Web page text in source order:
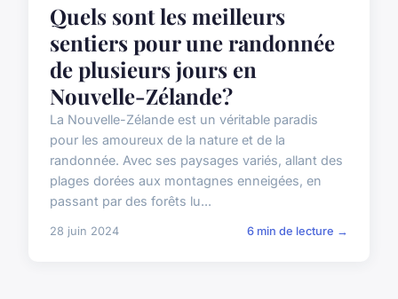
Quels sont les meilleurs
sentiers pour une randonnée
de plusieurs jours en
Nouvelle-Zélande?
La Nouvelle-Zélande est un véritable paradis
pour les amoureux de la nature et de la
randonnée. Avec ses paysages variés, allant des
plages dorées aux montagnes enneigées, en
passant par des forêts lu...
28 juin 2024 6 min de lecture →